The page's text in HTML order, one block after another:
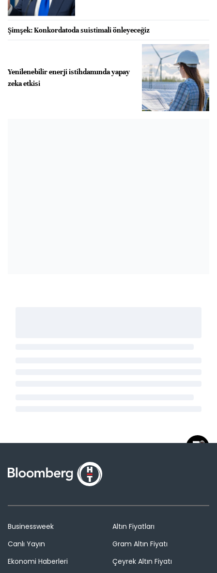
Şimşek: Konkordatoda suistimali önleyeceğiz
Yenilenebilir enerji istihdamında yapay
zeka etkisi
Businessweek
Canlı Yayın
Ekonomi Haberleri
Altın Fiyatları
Gram Altın Fiyatı
Çeyrek Altın Fiyatı